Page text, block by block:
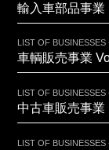
輸入車部品事業
LIST OF BUSINESSES
車輌販売事業
LIST OF BUSINESSES
中古車販売事業
LIST OF BUSINESSES